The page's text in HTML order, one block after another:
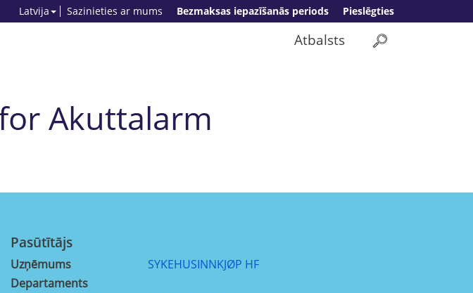
Pieslēgties
Bezmaksas iepazīšanās periods
Sazinieties ar mums
Latvija
Atbalsts
Akuttalarm
Pasūtītājs
Uzņēmums
SYKEHUSINNKJØP HF
Departaments